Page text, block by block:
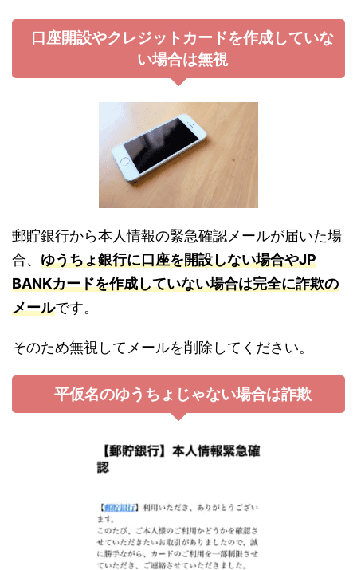
口座開設やクレジットカードを作成していな
い場合は無視
郵貯銀行から本人情報の緊急確認メールが届いた場
合、 ゆうちょ銀行に口座を開設しない場合やJP
BANKカードを作成していない場合は完全に詐欺の
メールです。
そのため無視してメールを削除してください。
平仮名のゆうちょじゃない場合は詐欺